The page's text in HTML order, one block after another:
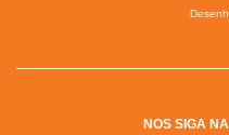
NOS SIGA